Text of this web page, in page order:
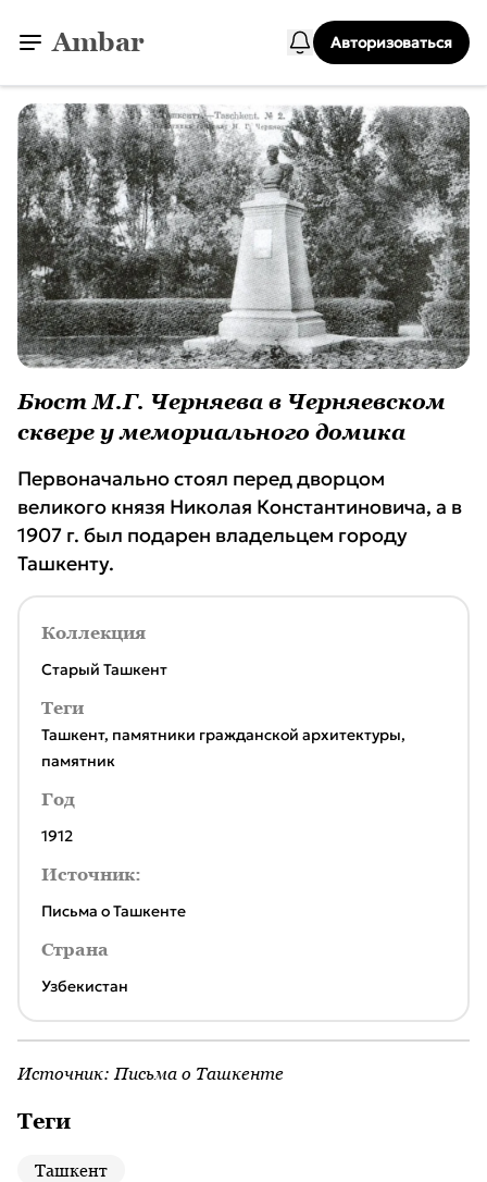
Ambar Авторизоваться
Бюст М.Г. Черняева в Черняевском
сквере у мемориального домика
Первоначально стоял перед дворцом
великого князя Николая Константиновича, а в
1907 г. был подарен владельцем городу
Ташкенту.
Коллекция
Старый Ташкент
Теги
Ташкент, памятники гражданской архитектуры,
памятник
Год
1912
Источник:
Письма о Ташкенте
Страна
Узбекистан
Источник: Письма о Ташкенте
Теги
Ташкент